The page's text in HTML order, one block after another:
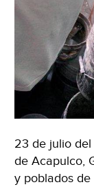
23 de julio
de Acapulco,
y poblados